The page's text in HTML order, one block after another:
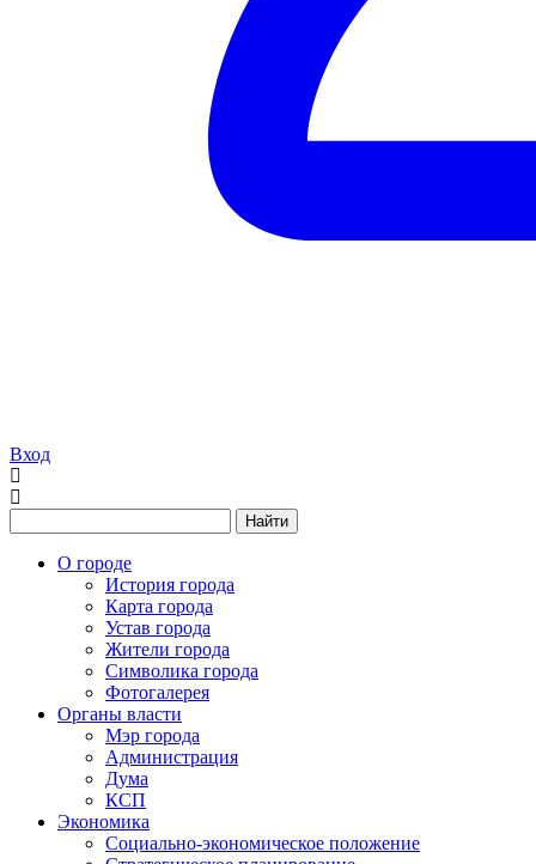
Вход
Найти
О городе
История города
Карта города
Устав города
Жители города
Символика города
Фотогалерея
Органы власти
Мэр города
Администрация
Дума
КСП
Экономика
Социально-экономическое положение